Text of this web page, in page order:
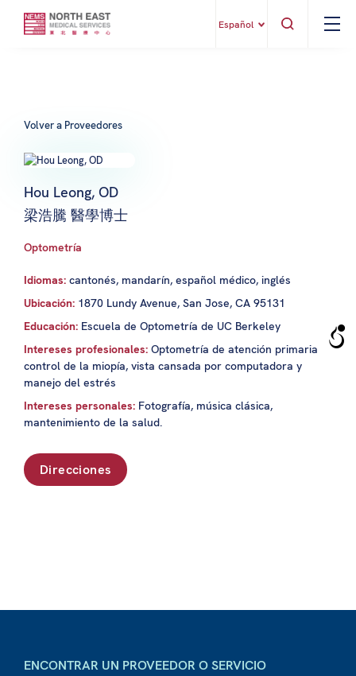
Español
Volver a Proveedores
Hou Leong, OD
梁浩騰 醫學博士
Optometría
Idiomas: cantonés, mandarín, español médico, inglés
Ubicación: 1870 Lundy Avenue, San Jose, CA 95131
Educación: Escuela de Optometría de UC Berkeley
Intereses profesionales: Optometría de atención primaria,
control de la miopía, vista cansada por computadora y
manejo del estrés
Intereses personales: Fotografía, música clásica,
mantenimiento de la salud.
Direcciones
ENCONTRAR UN PROVEEDOR O SERVICIO